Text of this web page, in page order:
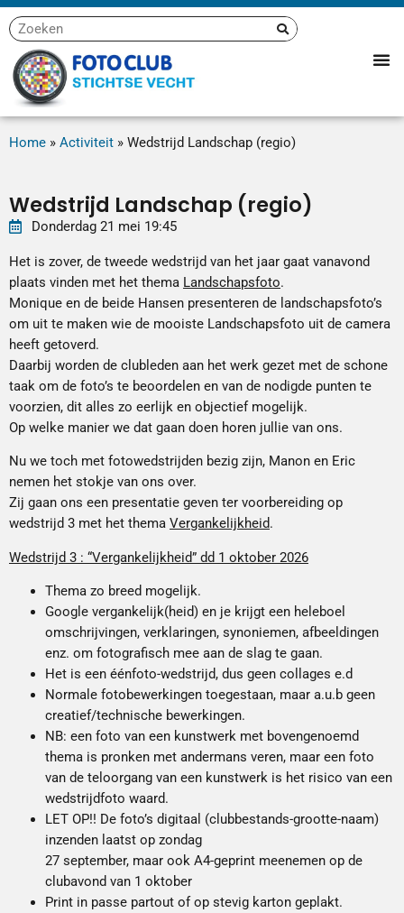
Home » Activiteit » Wedstrijd Landschap (regio)
Wedstrijd Landschap (regio)
Donderdag 21 mei 19:45
Het is zover, de tweede wedstrijd van het jaar gaat vanavond
plaats vinden met het thema Landschapsfoto.
Monique en de beide Hansen presenteren de landschapsfoto’s
om uit te maken wie de mooiste Landschapsfoto uit de camera
heeft getoverd.
Daarbij worden de clubleden aan het werk gezet met de schone
taak om de foto’s te beoordelen en van de nodigde punten te
voorzien, dit alles zo eerlijk en objectief mogelijk.
Op welke manier we dat gaan doen horen jullie van ons.
Nu we toch met fotowedstrijden bezig zijn, Manon en Eric
nemen het stokje van ons over.
Zij gaan ons een presentatie geven ter voorbereiding op
wedstrijd 3 met het thema Vergankelijkheid.
Wedstrijd 3 : “Vergankelijkheid” dd 1 oktober 2026
Thema zo breed mogelijk.
Google vergankelijk(heid) en je krijgt een heleboel
omschrijvingen, verklaringen, synoniemen, afbeeldingen
enz. om fotografisch mee aan de slag te gaan.
Het is een éénfoto-wedstrijd, dus geen collages e.d
Normale fotobewerkingen toegestaan, maar a.u.b geen
creatief/technische bewerkingen.
NB: een foto van een kunstwerk met bovengenoemd
thema is pronken met andermans veren, maar een foto
van de teloorgang van een kunstwerk is het risico van een
wedstrijdfoto waard.
LET OP!! De foto’s digitaal (clubbestands-grootte-naam)
inzenden laatst op zondag
27 september, maar ook A4-geprint meenemen op de
clubavond van 1 oktober
Print in passe partout of op stevig karton geplakt.